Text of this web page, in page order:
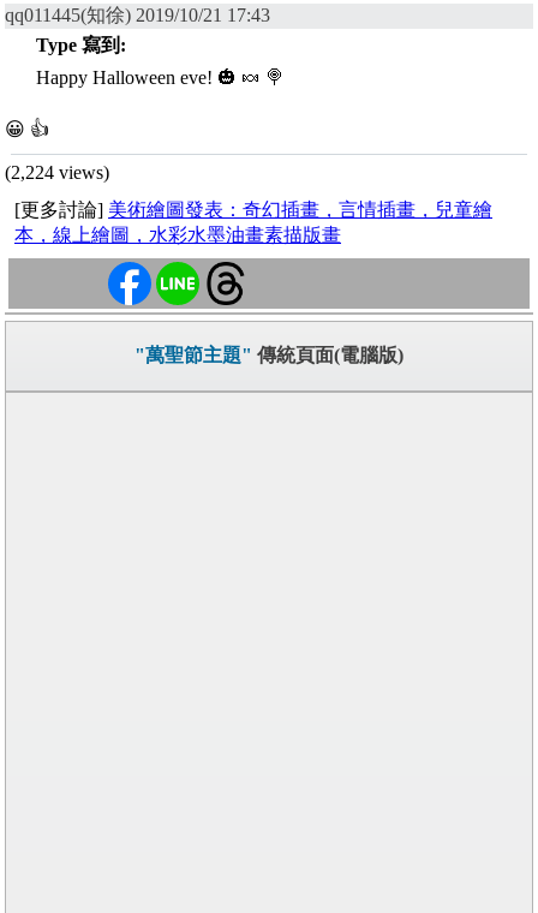
qq011445(知徐) 2019/10/21 17:43
Type 寫到:
Happy Halloween eve! 🎃 🍬 🍭
😀 👍
(2,224 views)
[更多討論] 美術繪圖發表：奇幻插畫，言情插畫，兒童繪
本，線上繪圖，水彩水墨油畫素描版畫
"萬聖節主題" 傳統頁面(電腦版)